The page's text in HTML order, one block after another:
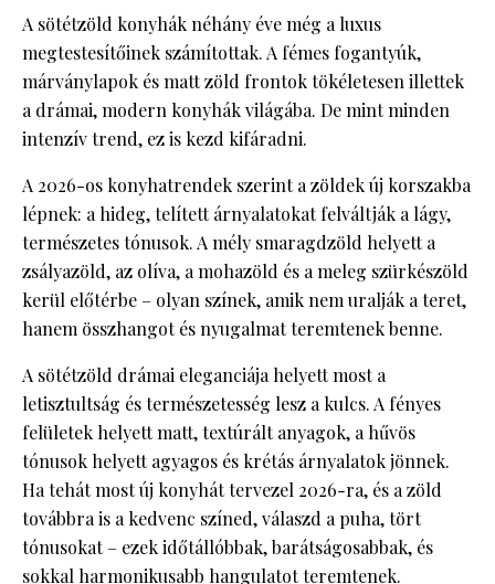
A sötétzöld konyhák néhány éve még a luxus
megtestesítőinek számítottak. A fémes fogantyúk,
márványlapok és matt zöld frontok tökéletesen illettek
a drámai, modern konyhák világába. De mint minden
intenzív trend, ez is kezd kifáradni.
A 2026-os konyhatrendek szerint a zöldek új korszakba
lépnek: a hideg, telített árnyalatokat felváltják a lágy,
természetes tónusok. A mély smaragdzöld helyett a
zsályazöld, az olíva, a mohazöld és a meleg szürkészöld
kerül előtérbe – olyan színek, amik nem uralják a teret,
hanem összhangot és nyugalmat teremtenek benne.
A sötétzöld drámai eleganciája helyett most a
letisztultság és természetesség lesz a kulcs. A fényes
felületek helyett matt, textúrált anyagok, a hűvös
tónusok helyett agyagos és krétás árnyalatok jönnek.
Ha tehát most új konyhát tervezel 2026-ra, és a zöld
továbbra is a kedvenc színed, válaszd a puha, tört
tónusokat – ezek időtállóbbak, barátságosabbak, és
sokkal harmonikusabb hangulatot teremtenek.